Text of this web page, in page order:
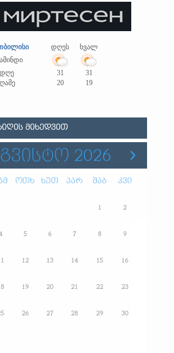
დღეს
ხვალ
ამინდი
დღე
31
31
ღამე
20 19
ᲛᲘᲮᲔᲓᲕᲘᲗ
2026
ოთხ ხუთ პარ შაბ კვი
1 2
5 6 7 8 9
12 13 14 15 16
19 20 21 22 23
26 27 28 29 30